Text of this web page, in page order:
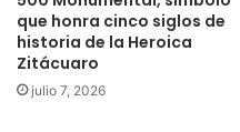
que honra cinco siglos de
historia de la Heroica
Zitácuaro
julio 7, 2026